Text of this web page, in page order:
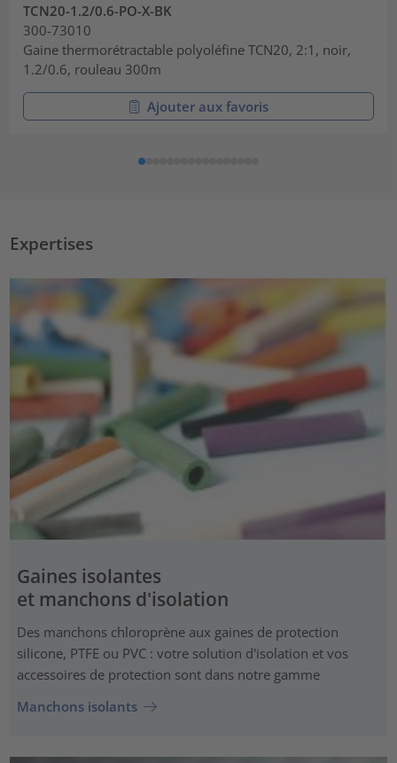
TCN20-1.2/0.6-PO-X-BK
300-73010
Gaine thermorétractable polyoléfine TCN20, 2:1, noir,
1.2/0.6, rouleau 300m
Ajouter aux favoris
Expertises
Gaines isolantes
et manchons d'isolation
Des manchons chloroprène aux gaines de protection
silicone, PTFE ou PVC : votre solution d'isolation et vos
accessoires de protection sont dans notre gamme
Manchons isolants